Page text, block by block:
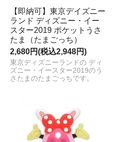
【即納可】東京デイズニー
ランド ディズニー・イー
スター2019 ポケットうさ
たま（たまごっち）
2,680円(税込2,948円)
東京ディズニーランドの ディ
ズニー・イースター2019のう
さたまのたまごっちです。